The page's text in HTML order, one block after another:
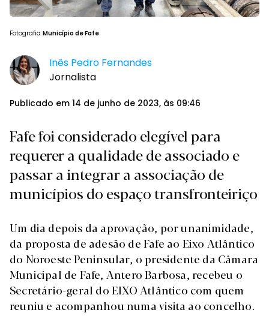
Fotografia Município de Fafe
Inês Pedro Fernandes
Jornalista
Publicado em 14 de junho de 2023, às 09:46
Fafe foi considerado elegível para
requerer a qualidade de associado e
passar a integrar a associação de
municípios do espaço transfronteiriço
Um dia depois da aprovação, por unanimidade,
da proposta de adesão de Fafe ao Eixo Atlântico
do Noroeste Peninsular, o presidente da Câmara
Municipal de Fafe, Antero Barbosa, recebeu o
Secretário-geral do EIXO Atlântico com quem
reuniu e acompanhou numa visita ao concelho.